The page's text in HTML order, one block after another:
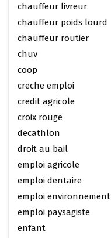
chauffeur livreur
chauffeur poids lourd
chauffeur routier
chuv
coop
creche emploi
credit agricole
croix rouge
decathlon
droit au bail
emploi agricole
emploi dentaire
emploi environnement
emploi paysagiste
enfant